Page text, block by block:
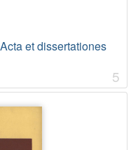
et dissertationes
5